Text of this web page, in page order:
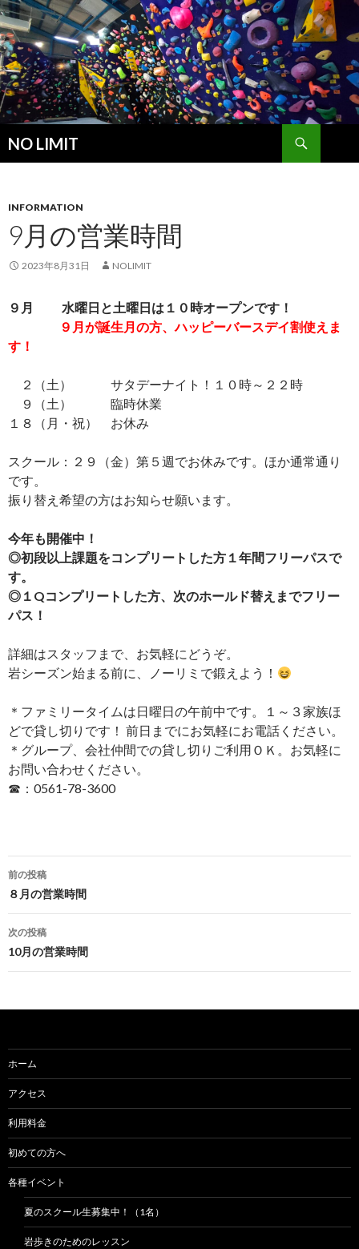
NO LIMIT
索
ン
ツ
へ
キ
プ
INFORMATION
9月の営業時間
2023年8月31日 NOLIMIT
９月 水曜日と土曜日は１０時オープンです！
９月が誕生月の方、ハッピーバースデイ割使えま
す！
２（土） サタデーナイト！１０時～２２時
９（土） 臨時休業
１８（月・祝） お休み
スクール：２９（金）第５週でお休みです。ほか通常通り
です。
振り替え希望の方はお知らせ願います。
今年も開催中！
◎初段以上課題をコンプリートした方１年間フリーパスで
す。
◎１Qコンプリートした方、次のホールド替えまでフリー
パス！
詳細はスタッフまで、お気軽にどうぞ。
岩シーズン始まる前に、ノーリミで鍛えよう！
＊ファミリータイムは日曜日の午前中です。１～３家族ほ
どで貸し切りです！ 前日までにお気軽にお電話ください。
＊グループ、会社仲間での貸し切りご利用ＯＫ。お気軽に
お問い合わせください。
☎：0561-78-3600
投
稿
ナ
ビ
ー
ョ
ン
前の投稿
８月の営業時間
次の投稿
10月の営業時間
ホーム
アクセス
利用料金
初めての方へ
各種イベント
夏のスクール生募集中！（1名）
岩歩きのためのレッスン